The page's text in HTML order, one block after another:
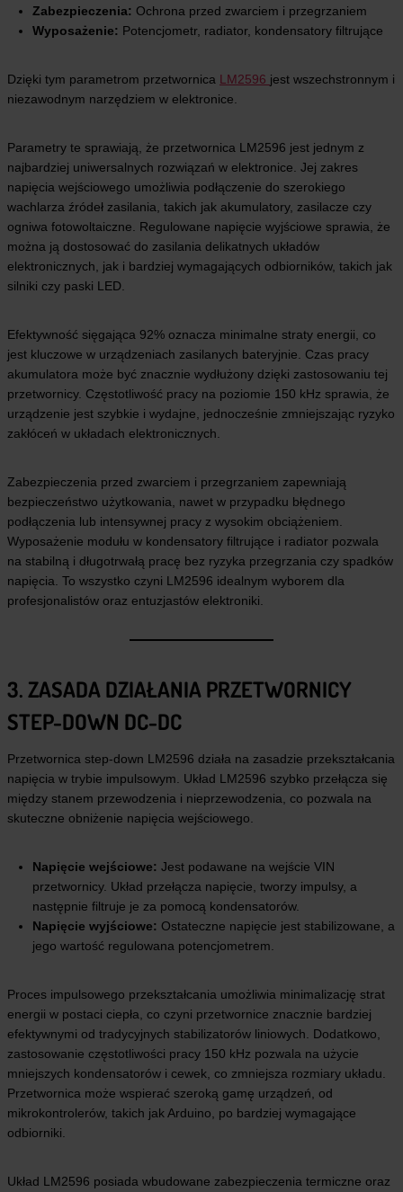
Zabezpieczenia: Ochrona przed zwarciem i przegrzaniem
Wyposażenie: Potencjometr, radiator, kondensatory filtrujące
Dzięki tym parametrom przetwornica LM2596 jest wszechstronnym i
niezawodnym narzędziem w elektronice.
Parametry te sprawiają, że przetwornica LM2596 jest jednym z
najbardziej uniwersalnych rozwiązań w elektronice. Jej zakres
napięcia wejściowego umożliwia podłączenie do szerokiego
wachlarza źródeł zasilania, takich jak akumulatory, zasilacze czy
ogniwa fotowoltaiczne. Regulowane napięcie wyjściowe sprawia, że
można ją dostosować do zasilania delikatnych układów
elektronicznych, jak i bardziej wymagających odbiorników, takich jak
silniki czy paski LED.
Efektywność sięgająca 92% oznacza minimalne straty energii, co
jest kluczowe w urządzeniach zasilanych bateryjnie. Czas pracy
akumulatora może być znacznie wydłużony dzięki zastosowaniu tej
przetwornicy. Częstotliwość pracy na poziomie 150 kHz sprawia, że
urządzenie jest szybkie i wydajne, jednocześnie zmniejszając ryzyko
zakłóceń w układach elektronicznych.
Zabezpieczenia przed zwarciem i przegrzaniem zapewniają
bezpieczeństwo użytkowania, nawet w przypadku błędnego
podłączenia lub intensywnej pracy z wysokim obciążeniem.
Wyposażenie modułu w kondensatory filtrujące i radiator pozwala
na stabilną i długotrwałą pracę bez ryzyka przegrzania czy spadków
napięcia. To wszystko czyni LM2596 idealnym wyborem dla
profesjonalistów oraz entuzjastów elektroniki.
3. ZASADA DZIAŁANIA PRZETWORNICY
STEP-DOWN DC-DC
Przetwornica step-down LM2596 działa na zasadzie przekształcania
napięcia w trybie impulsowym. Układ LM2596 szybko przełącza się
między stanem przewodzenia i nieprzewodzenia, co pozwala na
skuteczne obniżenie napięcia wejściowego.
Napięcie wejściowe: Jest podawane na wejście VIN
przetwornicy. Układ przełącza napięcie, tworzy impulsy, a
następnie filtruje je za pomocą kondensatorów.
Napięcie wyjściowe: Ostateczne napięcie jest stabilizowane, a
jego wartość regulowana potencjometrem.
Proces impulsowego przekształcania umożliwia minimalizację strat
energii w postaci ciepła, co czyni przetwornice znacznie bardziej
efektywnymi od tradycyjnych stabilizatorów liniowych. Dodatkowo,
zastosowanie częstotliwości pracy 150 kHz pozwala na użycie
mniejszych kondensatorów i cewek, co zmniejsza rozmiary układu.
Przetwornica może wspierać szeroką gamę urządzeń, od
mikrokontrolerów, takich jak Arduino, po bardziej wymagające
odbiorniki.
Układ LM2596 posiada wbudowane zabezpieczenia termiczne oraz